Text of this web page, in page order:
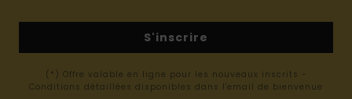
S'inscrire
(*) Offre valable en ligne pour les nouveaux inscrits -
Conditions détaillées disponibles dans l'email de bienvenue